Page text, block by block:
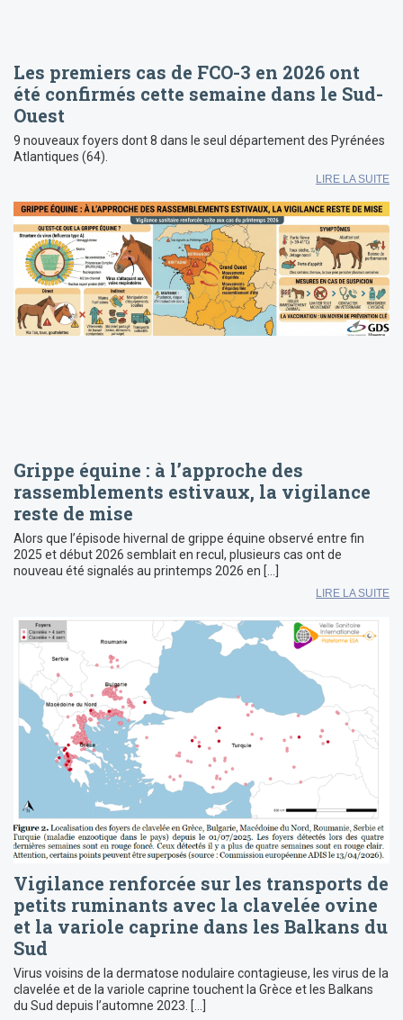
Les premiers cas de FCO-3 en 2026 ont
été confirmés cette semaine dans le Sud-
Ouest
9 nouveaux foyers dont 8 dans le seul département des Pyrénées
Atlantiques (64).
LIRE LA SUITE
Grippe équine : à l’approche des
rassemblements estivaux, la vigilance
reste de mise
Alors que l’épisode hivernal de grippe équine observé entre fin
2025 et début 2026 semblait en recul, plusieurs cas ont de
nouveau été signalés au printemps 2026 en […]
LIRE LA SUITE
Vigilance renforcée sur les transports de
petits ruminants avec la clavelée ovine
et la variole caprine dans les Balkans du
Sud
Virus voisins de la dermatose nodulaire contagieuse, les virus de la
clavelée et de la variole caprine touchent la Grèce et les Balkans
du Sud depuis l’automne 2023. […]